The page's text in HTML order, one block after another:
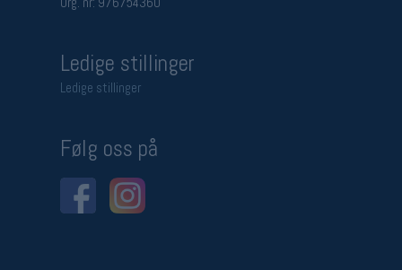
Ledige stillinger
Ledige stillinger
Følg oss på